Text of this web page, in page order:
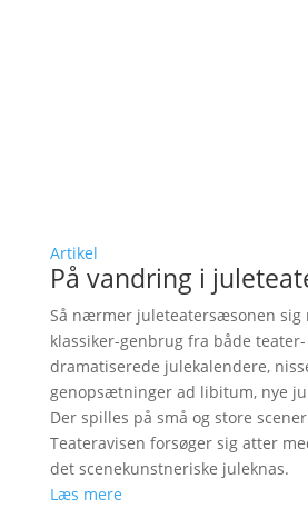
Artikel
På vandring i
Så nærmer juleteatersæsonen sig
klassiker-genbrug fra både
dramatiserede julekalendere,
genopsætninger ad libitum, nye
Der spilles på små og store
Teateravisen forsøger sig atter
det scenekunstneriske juleknas.
Læs mere